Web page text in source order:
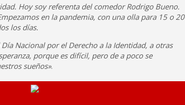
Hoy soy referenta del comedor Rodrigo Bueno.
en la pandemia, con una olla para 15 o 20
los días.
Nacional por el Derecho a la Identidad, a otras
porque es difícil, pero de a poco se
sueños».